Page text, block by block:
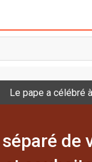
Le pape a célébré
de